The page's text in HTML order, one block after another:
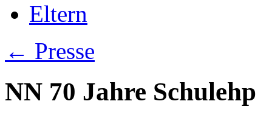
Eltern
← Presse
NN 70 Jahre Schulehp